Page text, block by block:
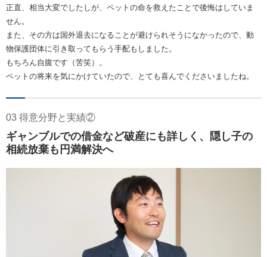
正直、相当大変でしたしが、ペットの命を救えたことで後悔はしていま
せん。
また、その方は国外退去になることが避けられそうになかったので、動
物保護団体に引き取ってもらう手配もしました。
もちろん自腹です（苦笑）。
ペットの将来を気にかけていたので、とても喜んでくださいましたね。
03 得意分野と実績②
ギャンブルでの借金など破産にも詳しく、隠し子の
相続放棄も円満解決へ